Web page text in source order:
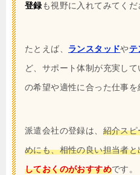
登録も視野に入れてみてくだ
たとえば、 ランスタッドやテ
ど、サポート体制が充実し
の希望や適性に合った仕事を
派遣会社の登録は、 紹介ス
めにも、相性の良い担当者
しておくのがおすすめです。